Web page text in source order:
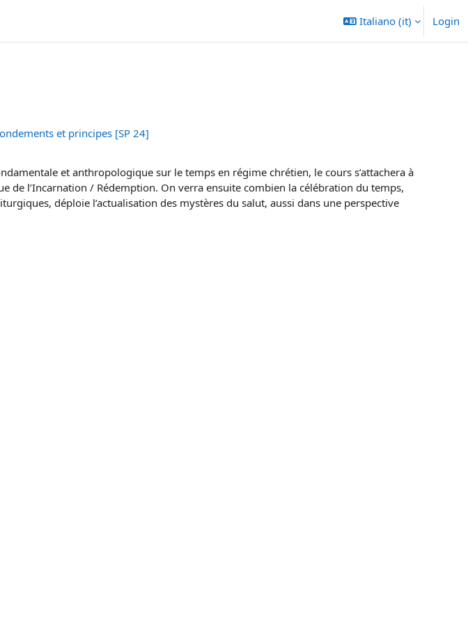
Italiano ‎(it)‎ Login
et principes [SP 24]
et anthropologique sur le temps en régime chrétien, le cours s’attachera à
l’Incarnation / Rédemption. On verra ensuite combien la célébration du temps,
déploie l’actualisation des mystères du salut, aussi dans une perspective